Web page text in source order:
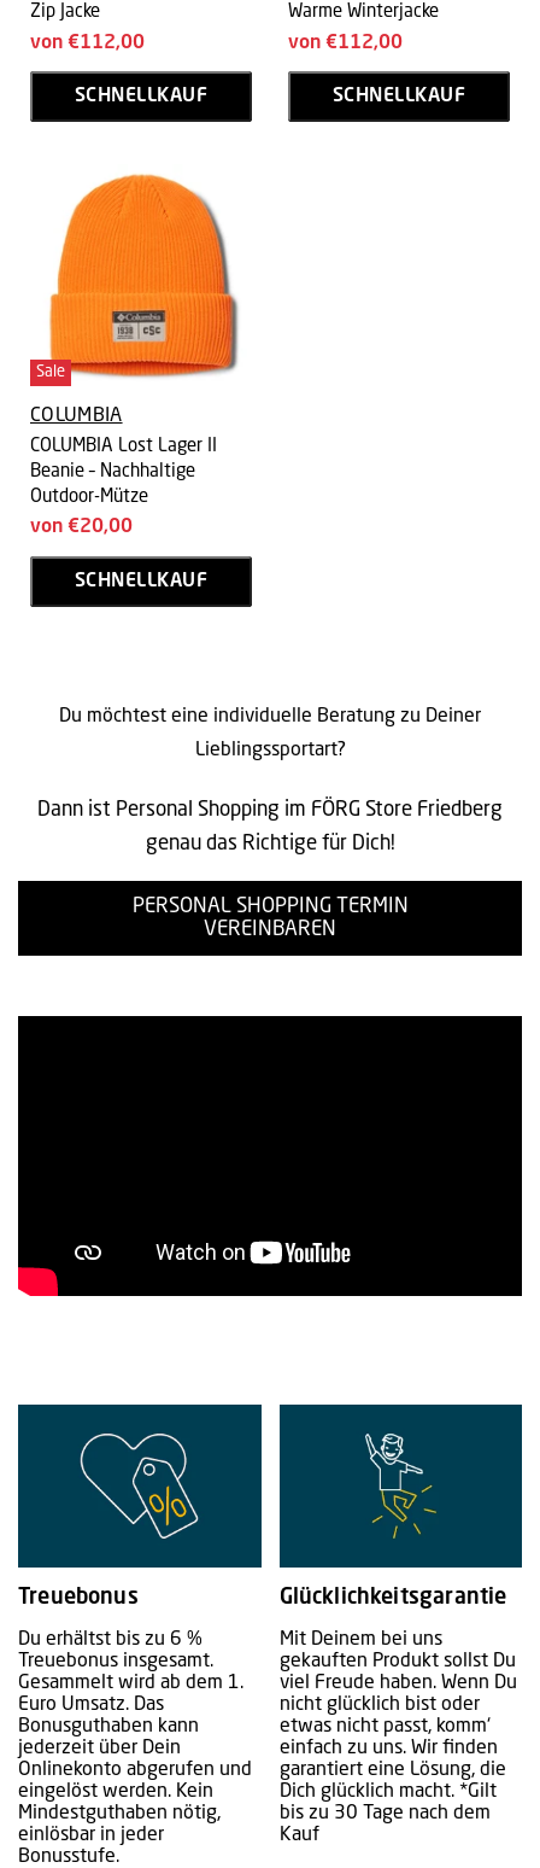
Zip Jacke
von €112,00
SCHNELLKAUF
Warme Winterjacke
von €112,00
SCHNELLKAUF
Sale
COLUMBIA
COLUMBIA Lost Lager II
Beanie – Nachhaltige
Outdoor-Mütze
von €20,00
SCHNELLKAUF
Du möchtest eine individuelle Beratung zu Deiner
Lieblingssportart?
Dann ist Personal Shopping im FÖRG Store Friedberg
genau das Richtige für Dich!
PERSONAL SHOPPING TERMIN
VEREINBAREN
Treuebonus
Du erhältst bis zu 6 %
Treuebonus insgesamt.
Gesammelt wird ab dem 1.
Euro Umsatz. Das
Bonusguthaben kann
jederzeit über Dein
Onlinekonto abgerufen und
eingelöst werden. Kein
Mindestguthaben nötig,
einlösbar in jeder
Bonusstufe.
Glücklichkeitsgarantie
Mit Deinem bei uns
gekauften Produkt sollst Du
viel Freude haben. Wenn Du
nicht glücklich bist oder
etwas nicht passt, komm‘
einfach zu uns. Wir finden
garantiert eine Lösung, die
Dich glücklich macht. *Gilt
bis zu 30 Tage nach dem
Kauf